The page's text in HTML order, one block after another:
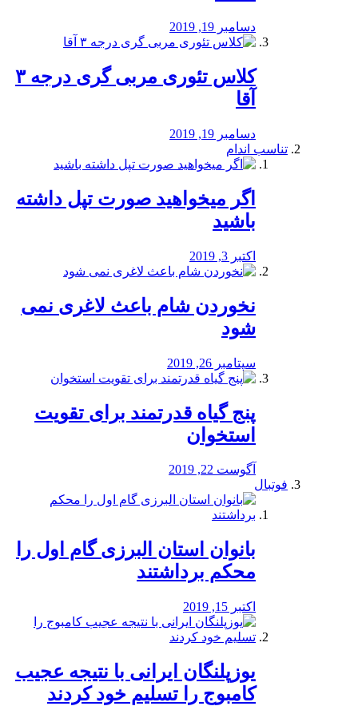
دسامبر 19, 2019
کلاس تئوری مربی گری درجه ۳
آقا
دسامبر 19, 2019
تناسب اندام
اگر میخواهید صورت تپل داشته
باشید
اکتبر 3, 2019
نخوردن شام باعث لاغری نمی
‌شود
سپتامبر 26, 2019
پنج گیاه قدرتمند برای تقویت
استخوان
آگوست 22, 2019
فوتبال
بانوان استان البرزی گام اول را
محكم برداشتند
اکتبر 15, 2019
یوزپلنگان ایرانی با نتیجه عجیب
کامبوج را تسلیم خود کردند